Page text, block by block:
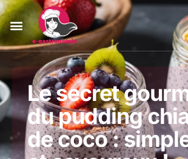
Le secret
du pudding
de coco :